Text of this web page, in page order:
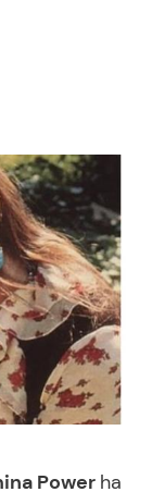
Ricette
Cucina
in TVPower ha